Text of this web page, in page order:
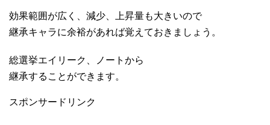
効果範囲が広く、減少、上昇量も大きいので
継承キャラに余裕があれば覚えておきましょう。
総選挙エイリーク、ノートから
継承することができます。
スポンサードリンク